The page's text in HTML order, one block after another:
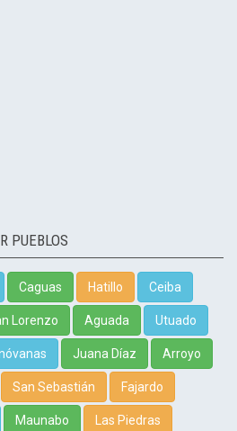
PUEBLOS
Caguas Hatillo Ceiba
Lorenzo Aguada Utuado
Juana Díaz Arroyo
San Sebastián Fajardo
Maunabo Las Piedras